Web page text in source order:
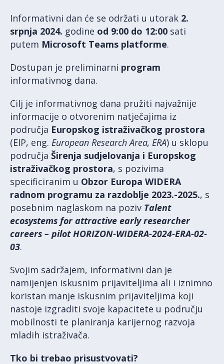
Informativni dan će se održati u utorak 2.
srpnja 2024. godine od 9:00 do 12:00 sati
putem Microsoft Teams platforme.
Dostupan je preliminarni program
informativnog dana.
Cilj je informativnog dana pružiti najvažnije
informacije o otvorenim natječajima iz
područja Europskog istraživačkog prostora
(EIP, eng. European Research Area, ERA) u sklopu
područja Širenja sudjelovanja i Europskog
istraživačkog prostora, s pozivima
specificiranim u Obzor Europa WIDERA
radnom programu za razdoblje 2023.-2025., s
posebnim naglaskom na poziv Talent
ecosystems for attractive early researcher
careers – pilot HORIZON-WIDERA-2024-ERA-02-
03.
Svojim sadržajem, informativni dan je
namijenjen iskusnim prijaviteljima ali i iznimno
koristan manje iskusnim prijaviteljima koji
nastoje izgraditi svoje kapacitete u području
mobilnosti te planiranja karijernog razvoja
mladih istraživača.
Tko bi trebao prisustvovati?